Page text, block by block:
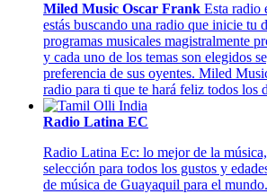
Miled Music Oscar Frank Esta radio
estás buscando una radio que inicie tu
programas musicales magistralmente
y cada uno de los temas son elegidos
preferencia de sus oyentes. Miled
radio para ti que te hará feliz todos los
Radio Latina EC
Radio Latina Ec: lo mejor de la
selección para todos los gustos y
de música de Guayaquil para el